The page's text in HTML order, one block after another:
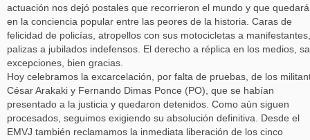
actuación nos dejó postales que recorrieron el mundo y que
en la conciencia popular entre las peores de la historia. Caras de
felicidad de policías, atropellos con sus motocicletas a manifestantes,
palizas a jubilados indefensos. El derecho a réplica en los medios,
excepciones, bien gracias.
Hoy celebramos la excarcelación, por falta de pruebas, de los
César Arakaki y Fernando Dimas Ponce (PO), que se habían
presentado a la justicia y quedaron detenidos. Como aún siguen
procesados, seguimos exigiendo su absolución definitiva. Desde el
EMVJ también reclamamos la inmediata liberación de los cinco